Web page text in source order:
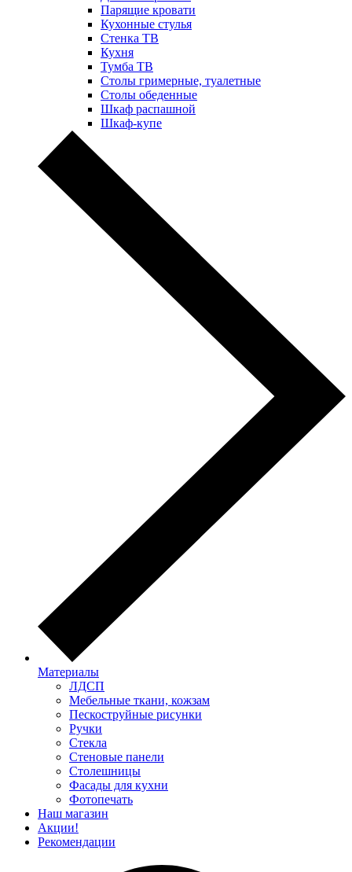
Парящие кровати
Кухонные стулья
Стенка ТВ
Кухня
Тумба ТВ
Столы гримерные, туалетные
Столы обеденные
Шкаф распашной
Шкаф-купе
Материалы
ЛДСП
Мебельные ткани, кожзам
Пескоструйные рисунки
Ручки
Стекла
Стеновые панели
Столешницы
Фасады для кухни
Фотопечать
Наш магазин
Акции!
Рекомендации